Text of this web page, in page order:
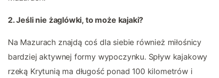
2. Jeśli nie żaglówki, to może kajaki?
Na Mazurach znajdą coś dla siebie również miłośnicy
bardziej aktywnej formy wypoczynku. Spływ kajakowy
rzeką Krytunią ma długość ponad 100 kilometrów i